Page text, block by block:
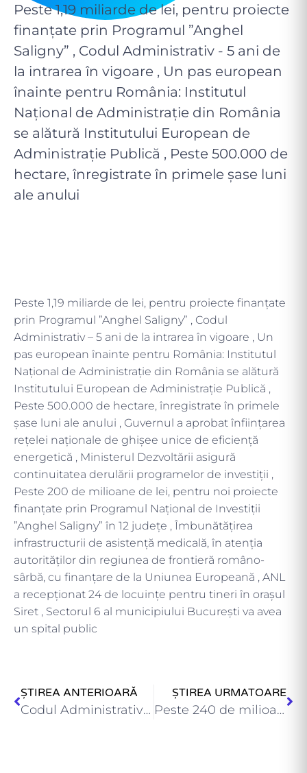
Peste 1,19 miliarde de lei, pentru proiecte
finanțate prin Programul ”Anghel
Saligny” , Codul Administrativ - 5 ani de
la intrarea în vigoare , Un pas european
înainte pentru România: Institutul
Național de Administrație din România
se alătură Institutului European de
Administrație Publică , Peste 500.000 de
hectare, înregistrate în primele șase luni
ale anului
Peste 1,19 miliarde de lei, pentru proiecte finanțate
prin Programul ”Anghel Saligny” , Codul
Administrativ – 5 ani de la intrarea în vigoare , Un
pas european înainte pentru România: Institutul
Național de Administrație din România se alătură
Institutului European de Administrație Publică ,
Peste 500.000 de hectare, înregistrate în primele
șase luni ale anului , Guvernul a aprobat înființarea
rețelei naționale de ghișee unice de eficiență
energetică , Ministerul Dezvoltării asigură
continuitatea derulării programelor de investiții ,
Peste 200 de milioane de lei, pentru noi proiecte
finanțate prin Programul Național de Investiții
”Anghel Saligny” în 12 județe , Îmbunătățirea
infrastructurii de asistență medicală, în atenția
autorităților din regiunea de frontieră româno-
sârbă, cu finanțare de la Uniunea Europeană , ANL
a recepţionat 24 de locuinţe pentru tineri în orașul
Siret , Sectorul 6 al municipiului București va avea
un spital public
ȘTIREA ANTERIOARĂ
Codul Administrativ – 5 ani de la intrarea în vigoare…
ȘTIREA URMATOARE
Peste 240 de milioane de lei, pentru noi proiecte finanțate…